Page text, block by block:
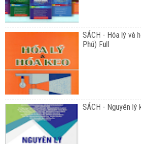
SÁCH - Hóa lý và
Phú) Full
SÁCH - Nguyên lý